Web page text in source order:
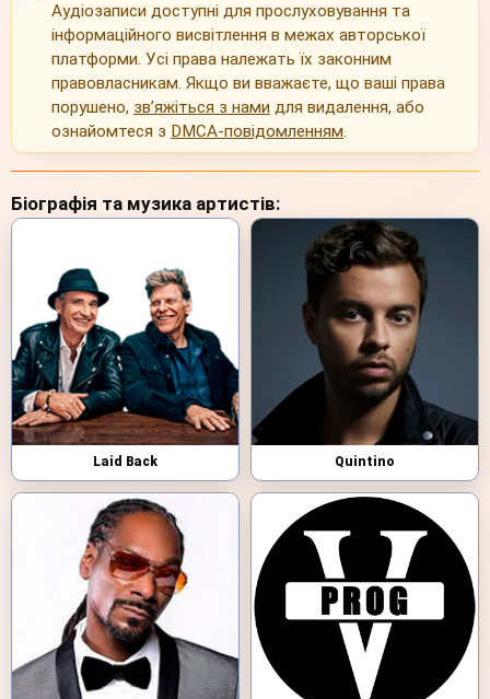
Аудіозаписи доступні для прослуховування та
інформаційного висвітлення в межах авторської
платформи. Усі права належать їх законним
правовласникам. Якщо ви вважаєте, що ваші права
порушено, зв’яжіться з нами для видалення, або
ознайомтеся з DMCA-повідомленням.
Біографія та музика артистів:
Laid Back Quintino